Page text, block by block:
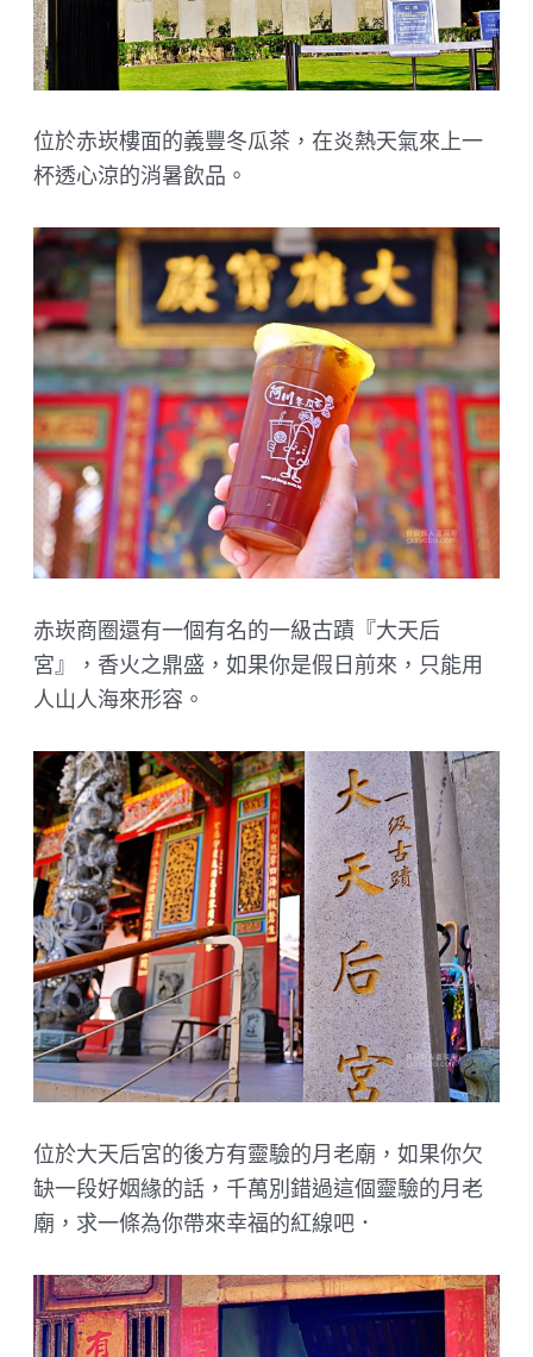
位於赤崁樓面的義豐冬瓜茶，在炎熱天氣來上一
杯透心涼的消暑飲品。
赤崁商圈還有一個有名的一級古蹟『大天后
宮』，香火之鼎盛，如果你是假日前來，只能用
人山人海來形容。
位於大天后宮的後方有靈驗的月老廟，如果你欠
缺一段好姻緣的話，千萬別錯過這個靈驗的月老
廟，求一條為你帶來幸福的紅線吧．